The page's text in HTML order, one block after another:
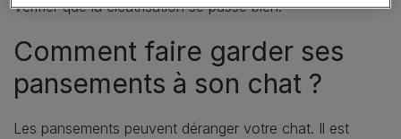
vérifier que la cicatrisation se passe bien.
Comment faire garder ses
pansements à son chat ?
Les pansements peuvent déranger votre chat. Il est